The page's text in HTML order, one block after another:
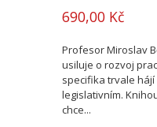
690,00 Kč
Profesor Miroslav
usiluje o rozvoj
specifika trvale
legislativním.
chce...